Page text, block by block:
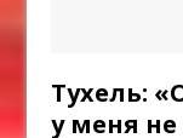
Тухель:
у меня